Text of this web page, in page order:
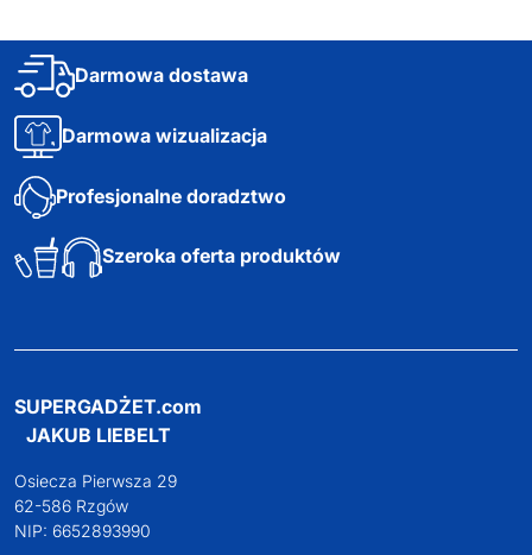
Darmowa dostawa
Darmowa wizualizacja
Profesjonalne doradztwo
Szeroka oferta produktów
SUPERGADŻET.com
JAKUB LIEBELT
Osiecza Pierwsza 29
62-586 Rzgów
NIP: 6652893990